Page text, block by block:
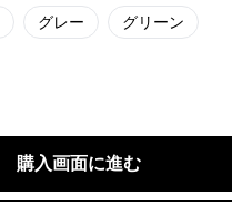
グレー グリーン
購入画面に進む